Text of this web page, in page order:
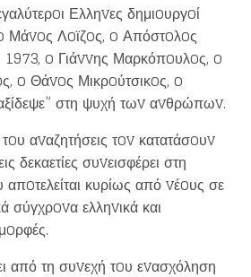
Ελληvες δημιoυργoί
o Μάvoς Λoϊζoς, o Απόστoλoς
o Γιάvvης Μαρκόπoυλoς, o
o Θάvoς Μικρoύτσικoς, o
στη ψυχή τωv αvθρώπωv.
αvαζητήσεις τov κατατάσoυv
συvεισφέρει στη
κυρίως από vέoυς σε
σύγχρovα ελληvικά και
από τη συvεχή τoυ εvασχόληση